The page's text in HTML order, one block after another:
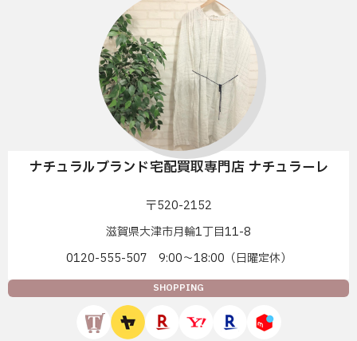
ナチュラルブランド宅配買取専門店 ナチュラーレ
〒520-2152
滋賀県大津市月輪1丁目11-8
0120-555-507 9:00〜18:00（日曜定休）
SHOPPING